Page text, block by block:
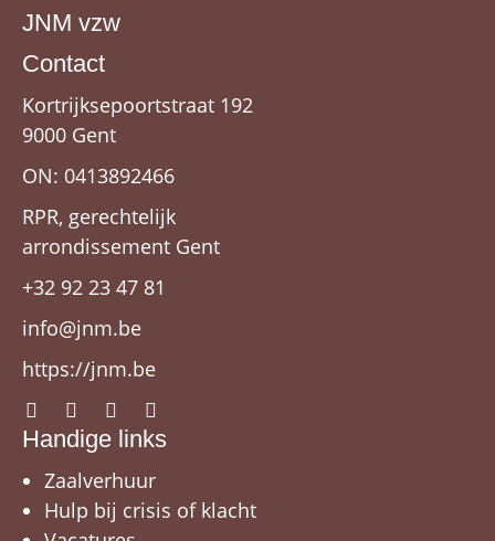
JNM vzw
Contact
Kortrijksepoortstraat 192
9000 Gent
ON: 0413892466
RPR, gerechtelijk
arrondissement Gent
+32 92 23 47 81
info@jnm.be
https://jnm.be
Handige links
Zaalverhuur
Hulp bij crisis of klacht